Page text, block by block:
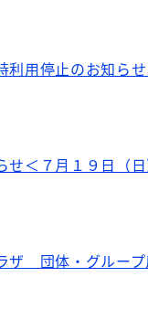
利用停止のお知ら
せ＜７月１９日（
ザ 団体・グルー